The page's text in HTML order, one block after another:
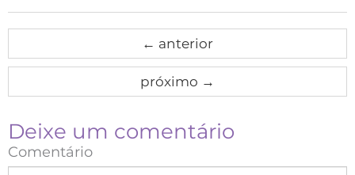
← anterior
próximo →
Deixe um comentário
Comentário